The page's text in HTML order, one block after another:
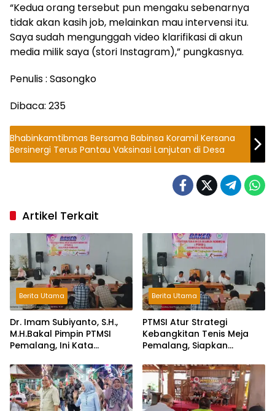
“Kedua orang tersebut pun mengaku sebenarnya
tidak akan kasih job, melainkan mau intervensi itu.
Saya sudah mengunggah video klarifikasi di akun
media milik saya (stori Instagram),” pungkasnya.
Penulis : Sasongko
Dibaca: 235
Bhabinkamtibmas Bersama Babinsa Koramil Kersana
Bersinergi Terus Pantau Vaksinasi Lanjutan di Desa
Artikel Terkait
Berita Utama
Dr. Imam Subiyanto, S.H.,
M.H.Bakal Pimpin PTMSI
Pemalang, Ini Kata
Berita Utama
PTMSI Atur Strategi
Kebangkitan Tenis Meja
Pemalang, Siapkan